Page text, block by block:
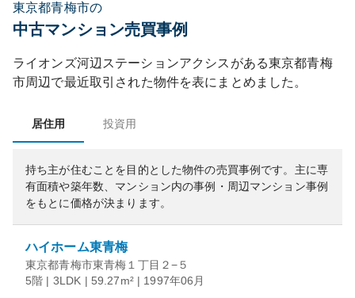
東京都青梅市の
中古マンション売買事例
ライオンズ河辺ステーションアクシス がある東京都青梅
市周辺で最近取引された物件を表にまとめました。
居住用 投資用
持ち主が住むことを目的とした物件の売買事例です。 主に専
有面積や築年数、マンション内の事例・周辺マンション事例
をもとに価格が決まります。
ハイホーム東青梅
東京都青梅市東青梅１丁目２−５
5階 | 3LDK | 59.27m² | 1997年06月